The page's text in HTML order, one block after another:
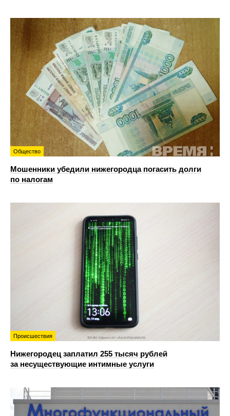
Общество
Мошенники убедили нижегородца погасить долги
по налогам
Происшествия
Нижегородец заплатил 255 тысяч рублей
за несуществующие интимные услуги